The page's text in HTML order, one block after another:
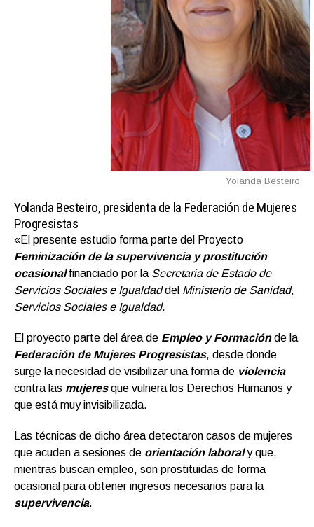
Yolanda Besteiro
Yolanda Besteiro, presidenta de la Federación de Mujeres
Progresistas
«El presente estudio forma parte del Proyecto
Feminización de la supervivencia y prostitución
ocasional financiado por la Secretaria de Estado de
Servicios Sociales e Igualdaddel Ministerio de Sanidad,
Servicios Sociales e Igualdad.
El proyecto parte del área de Empleo y Formaciónde la
Federación de Mujeres Progresistas, desde donde
surge la necesidad de visibilizar una forma de violencia
contra las mujeresque vulnera los Derechos Humanos y
que está muy invisibilizada.
Las técnicas de dicho área detectaron casos de mujeres
que acuden a sesiones de orientación laboraly que,
mientras buscan empleo, son prostituidas de forma
ocasional para obtener ingresos necesarios para la
supervivencia.